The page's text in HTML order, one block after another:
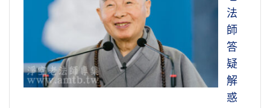
法
師
答
疑
解
惑